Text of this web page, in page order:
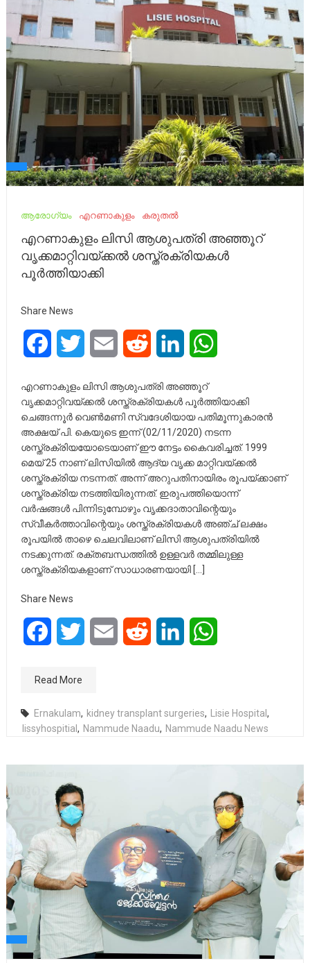
ആരോഗ്യം എറണാകുളം കരുതൽ
എറണാകുളം ലിസി ആശുപത്രി അഞ്ഞൂറ്
വൃക്കമാറ്റിവയ്ക്കൽ ശസ്ത്രക്രിയകൾ
പൂർത്തിയാക്കി
Share News
FacebookTwitter Email Reddit LinkedIn
എറണാകുളം ലിസി ആശുപത്രി അഞ്ഞൂറ്
വൃക്കമാറ്റിവയ്ക്കൽ ശസ്ത്രക്രിയകൾ പൂർത്തിയാക്കി
ചെങ്ങന്നൂർ വെൺമണി സ്വദേശിയായ പതിമൂന്നുകാരൻ
അക്ഷയ് പി. കെയുടെ ഇന്ന് (02/11/2020) നടന്ന
ശസ്ത്രക്രിയയോടെയാണ് ഈ നേട്ടം കൈവരിച്ചത്. 1999
മെയ്‌ 25 നാണ് ലിസിയിൽ ആദ്യ വൃക്ക മാറ്റിവയ്ക്കൽ
ശസ്ത്രക്രിയ നടന്നത്. അന്ന് അറുപതിനായിരം രൂപയ്ക്കാണ്
ശസ്ത്രക്രിയ നടത്തിയിരുന്നത്. ഇരുപത്തിയൊന്ന്
വർഷങ്ങൾ പിന്നിടുമ്പോഴും വൃക്കദാതാവിന്റെയും
സ്വീകർത്താവിന്റെയും ശസ്ത്രക്രിയകൾ അഞ്ച് ലക്ഷം
രൂപയിൽ താഴെ ചെലവിലാണ് ലിസി ആശുപത്രിയിൽ
നടക്കുന്നത്. രക്തബന്ധത്തിൽ ഉള്ളവർ തമ്മിലുള്ള
ശസ്ത്രക്രിയകളാണ് സാധാരണയായി […]
Share News
FacebookTwitter Email Reddit LinkedIn
Read More
Ernakulam, kidney transplant surgeries, Lisie Hospital,
lissyhospitial, Nammude Naadu, Nammude Naadu News